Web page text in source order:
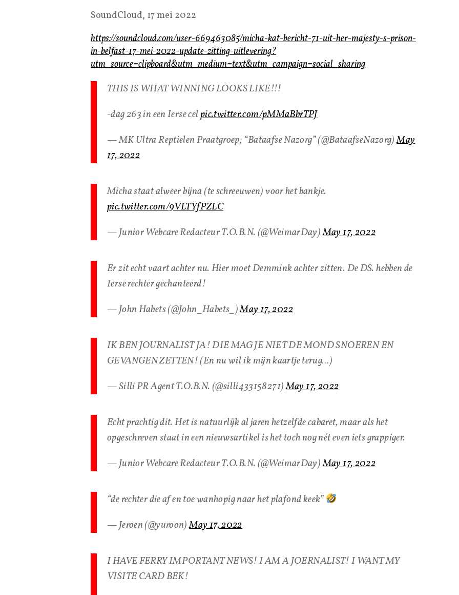
SoundCloud, 17 mei 2022
https://soundcloud.com/user-669463085/micha-kat-bericht-71-uit-her-majesty-s-prison-
in-belfast-17-mei-2022-update-zitting-uitlevering?
utm_source=clipboard&utm_medium=text&utm_campaign=social_sharing
THIS IS WHAT WINNING LOOKS LIKE!!!
-dag 263 in een Ierse celpic.twitter.com/pMMaBbrTPJ
— MK Ultra Reptielen Praatgroep; “Bataafse Nazorg” (@BataafseNazorg)May
17, 2022
Micha staat alweer bijna (te schreeuwen) voor het bankje.
pic.twitter.com/9VLTYfPZLC
— Junior Webcare Redacteur T.O.B.N. (@WeimarDay)May 17, 2022
Er zit echt vaart achter nu. Hier moet Demmink achter zitten. De DS. hebben de
Ierse rechter gechanteerd!
— John Habets (@John_Habets_)May 17, 2022
IK BEN JOURNALIST JA! DIE MAG JE NIET DE MOND SNOEREN EN
GEVANGEN ZETTEN! (En nu wil ik mijn kaartje terug…)
— Silli PR Agent T.O.B.N. (@silli433158271)May 17, 2022
Echt prachtig dit. Het is natuurlijk al jaren hetzelfde cabaret, maar als het
opgeschreven staat in een nieuwsartikel is het toch nog nét even iets grappiger.
— Junior Webcare Redacteur T.O.B.N. (@WeimarDay)May 17, 2022
“de rechter die af en toe wanhopig naar het plafond keek”
— Jeroen (@yuroon)May 17, 2022
I HAVE FERRY IMPORTANT NEWS! I AM A JOERNALIST! I WANT MY
VISITE CARD BEK!